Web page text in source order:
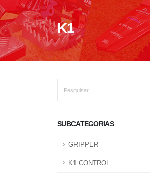
K1
SUBCATEGORIAS
GRIPPER
K1 CONTROL